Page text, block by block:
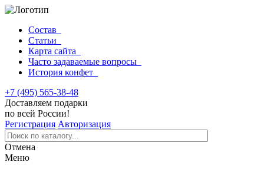
Состав
Статьи
Карта сайта
Часто задаваемые вопросы
История конфет
+7 (495) 565-38-48
Доставляем подарки
по всей России!
Регистрация Авторизация
Отмена
Меню